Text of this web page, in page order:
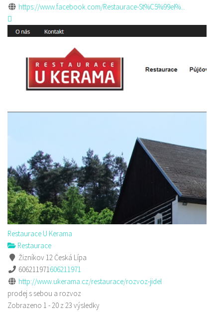
https://www.facebook.com/Restaurace-St%C5%99el%...
Restaurace U Kerama
Restaurace
Žizníkov 12 Česká Lípa
606211971606211971
http://www.ukerama.cz/restaurace/rozvoz-jidel
prodej s sebou a rozvoz
Zobrazeno 1 - 20 z 23 výsledky